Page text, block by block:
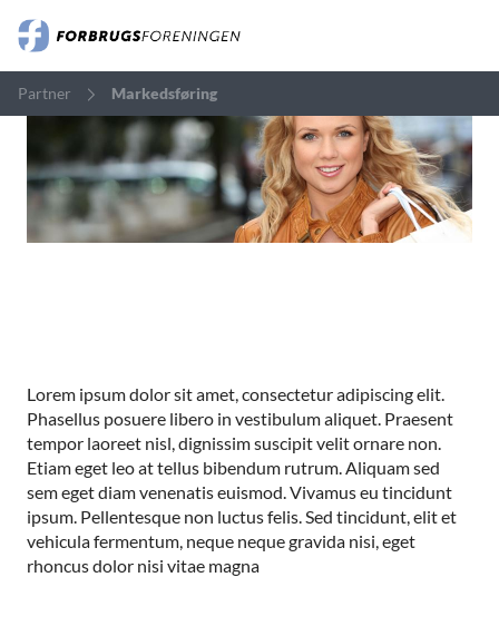
Partner Markedsføring
Lorem ipsum dolor sit amet, consectetur adipiscing elit.
Phasellus posuere libero in vestibulum aliquet. Praesent
tempor laoreet nisl, dignissim suscipit velit ornare non.
Etiam eget leo at tellus bibendum rutrum. Aliquam sed
sem eget diam venenatis euismod. Vivamus eu tincidunt
ipsum. Pellentesque non luctus felis. Sed tincidunt, elit et
vehicula fermentum, neque neque gravida nisi, eget
rhoncus dolor nisi vitae magna